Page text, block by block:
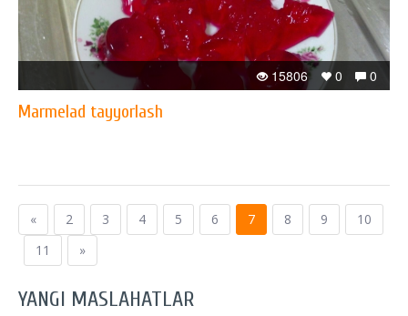
0
0
15806
Marmelad tayyorlash
« 2 3 4 5 6 7 8 9
10
11
»
YANGI MASLAHATLAR